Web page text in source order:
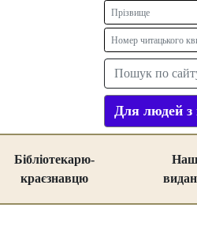
Для людей з
Бібліотекарю-
краєзнавцю